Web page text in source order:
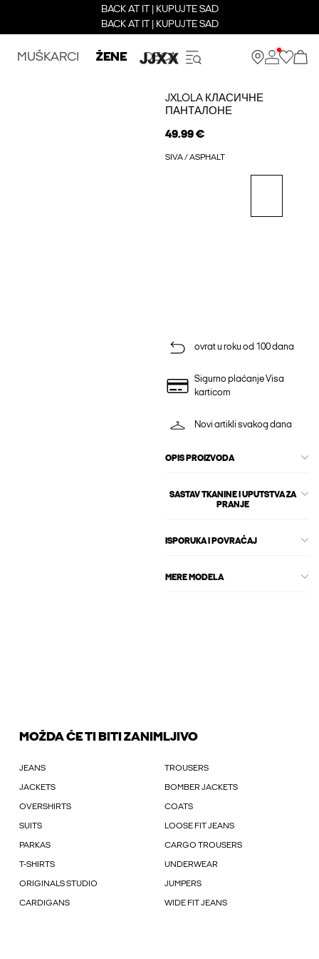
BACK AT IT | KUPUJTE SAD
BACK AT IT | KUPUJTE SAD
MUŠKARCI ŽENE DECA
JXLOLA КЛАСИЧНЕ
ПАНТАЛОНЕ
49.99 €
SIVA / ASPHALT
ovrat u roku od 100 dana
Sigurno plaćanje Visa
karticom
Novi artikli svakog dana
OPIS PROIZVODA
SASTAV TKANINE I UPUTSTVA ZA
PRANJE
ISPORUKA I POVRAĆAJ
MERE MODELA
MOŽDA ĆE TI BITI ZANIMLJIVO
JEANS TROUSERS
JACKETS BOMBER JACKETS
OVERSHIRTS COATS
SUITS LOOSE FIT JEANS
PARKAS CARGO TROUSERS
T-SHIRTS UNDERWEAR
ORIGINALS STUDIO JUMPERS
CARDIGANS WIDE FIT JEANS